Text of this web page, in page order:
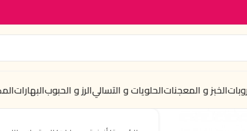
الخبز و المعجناتالحلويات و التساليالرز و الحبوبالبهارات